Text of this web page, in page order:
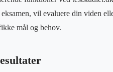
vil evaluere din viden
mål og behov.